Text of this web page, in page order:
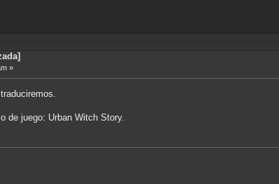
»
de juego: Urban Witch Story.